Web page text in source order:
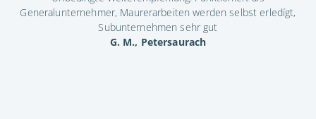
Generalunternehmer, Maurerarbeiten werden selbst erledígt,
Subunternehmen sehr gut
G. M., Petersaurach